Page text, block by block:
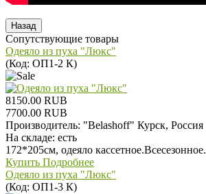
Сопутствующие товары
Одеяло из пуха "Люкс"
(Код: ОП1-2 К)
8150.00 RUB
7700.00 RUB
Производитель: "Belashoff" Курск, Россия
На складе: есть
172*205см, одеяло кассетное.Всесезонное.
Купить Подробнее
Одеяло из пуха "Люкс"
(Код: ОП1-3 К)